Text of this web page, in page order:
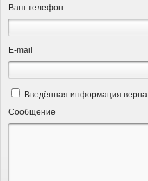
Ваш телефон
Е-mail
Введённая информация верна
Сообщение